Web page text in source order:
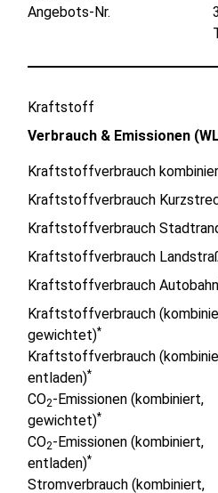
Angebots-Nr.
Kraftstoff
Verbrauch & Emissionen
Kraftstoffverbrauch
Kraftstoffverbrauch
Kraftstoffverbrauch
Kraftstoffverbrauch
Kraftstoffverbrauch Autobahn
Kraftstoffverbrauch
gewichtet)*
Kraftstoffverbrauch
entladen)*
CO2-Emissionen (kombiniert,
gewichtet)*
CO2-Emissionen (kombiniert,
entladen)*
Stromverbrauch (kombiniert,